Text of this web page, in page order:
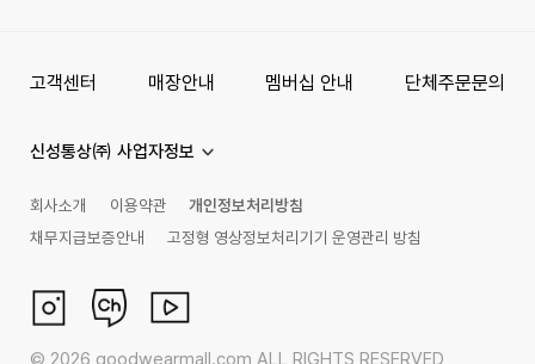
고객센터 매장안내 멤버십 안내 단체주문문의
신성통상㈜ 사업자정보
회사소개 이용약관
개인정보처리방침
채무지급보증안내
고정형 영상정보처리기기 운영관리 방침